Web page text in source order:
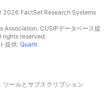
2026 FactSet Research Systems
CUSIPデータベース提
rights reserved.
提供: Quartr.
ツールとサブスクリプション